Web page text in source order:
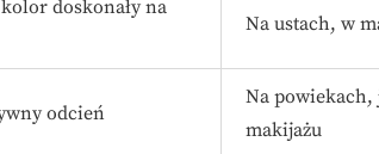
doskonały na
Na ustach, w
odcień
Na powiekach,
makijażu